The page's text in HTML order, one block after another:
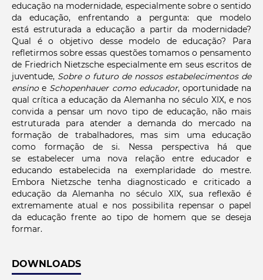
educação na modernidade, especialmente sobre o sentido
da educação, enfrentando a pergunta: que modelo
está estruturada a educação a partir da modernidade?
Qual é o objetivo desse modelo de educação? Para
refletirmos sobre essas questões tomamos o pensamento
de Friedrich Nietzsche especialmente em seus escritos de
juventude, Sobre o futuro de nossos estabelecimentos de
ensinoe Schopenhauer como educador, oportunidade na
qual crítica a educação da Alemanha no século XIX, e nos
convida a pensar um novo tipo de educação, não mais
estruturada para atender a demanda do mercado na
formação de trabalhadores, mas sim uma educação
como formação de si. Nessa perspectiva há que
se estabelecer uma nova relação entre educador e
educando estabelecida na exemplaridade do mestre.
Embora Nietzsche tenha diagnosticado e criticado a
educação da Alemanha no século XIX, sua reflexão é
extremamente atual e nos possibilita repensar o papel
da educação frente ao tipo de homem que se deseja
formar.
DOWNLOADS